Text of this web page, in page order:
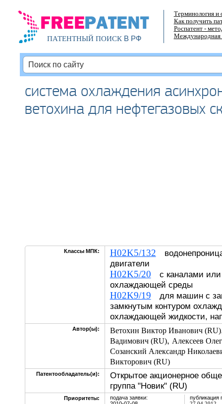
ПАТЕНТНЫЙ ПОИСКВ РФ
Терминология и
Как получить
Роспатент -
Международная
система охлаждения
ветохина для нефтегазовых
Классы МПК: H02K5/132
двигатели
H02K5/20 с каналами
охлаждающей среды
H02K9/19 для машин с
замкнутым контуром
охлаждающей жидкости,
Автор(ы): Ветохин Виктор Иванович (RU)
Вадимович (RU), Алексеев
Созанский Александр
Викторович (RU)
Патентообладатель(и):
Открытое акционерное
группа "Новик" (RU)
Приоритеты:
подача заявки:
публикация